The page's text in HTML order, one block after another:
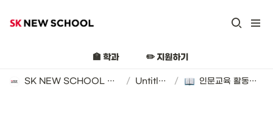
🏫 학과 ✏️ 지원하기
SK NEW SCHOOL 지원 가이드 (2025년) / Untitled / 인문교육 활동사진